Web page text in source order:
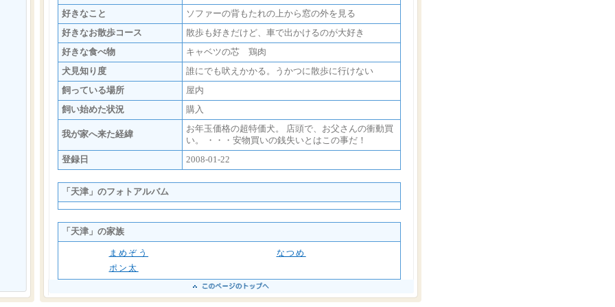
好きなこと
ソファーの背もたれの上から窓の外を見る
好きなお散歩コース
散歩も好きだけど、車で出かけるのが大好き
好きな食べ物
キャベツの芯 鶏肉
犬見知り度
誰にでも吠えかかる。うかつに散歩に行けない
飼っている場所
屋内
飼い始めた状況
購入
我が家へ来た経緯
お年玉価格の超特価犬。 店頭で、お父さんの衝動買
い。 ・・・安物買いの銭失いとはこの事だ！
登録日
2008-01-22
「天津」のフォトアルバム
「天津」の家族
まめぞう
なつめ
ポン太